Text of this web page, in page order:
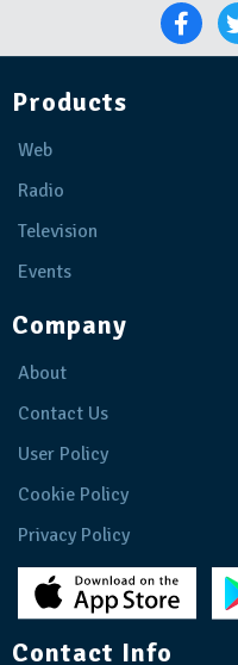
Products
Web
Radio
Television
Events
Company
About
Contact Us
User Policy
Cookie Policy
Privacy Policy
Contact Info